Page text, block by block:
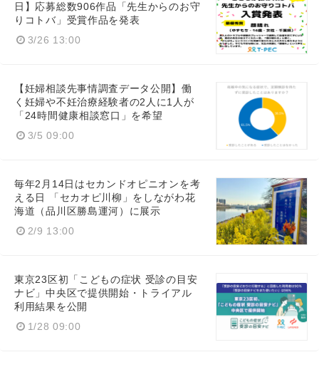
日】応募総数906作品「先生からのお守
りコトバ」受賞作品を発表
3/26 13:00
【妊婦相談先事情調査データ公開】働
く妊婦や不妊治療経験者の2人に1人が
「24時間健康相談窓口」を希望
3/5 09:00
毎年2月14日はセカンドオピニオンを考
える日 「セカオピ川柳」をしながわ花
海道（品川区勝島運河）に展示
2/9 13:00
東京23区初「こどもの症状 受診の目安
ナビ」中央区で提供開始・トライアル
利用結果を公開
1/28 09:00